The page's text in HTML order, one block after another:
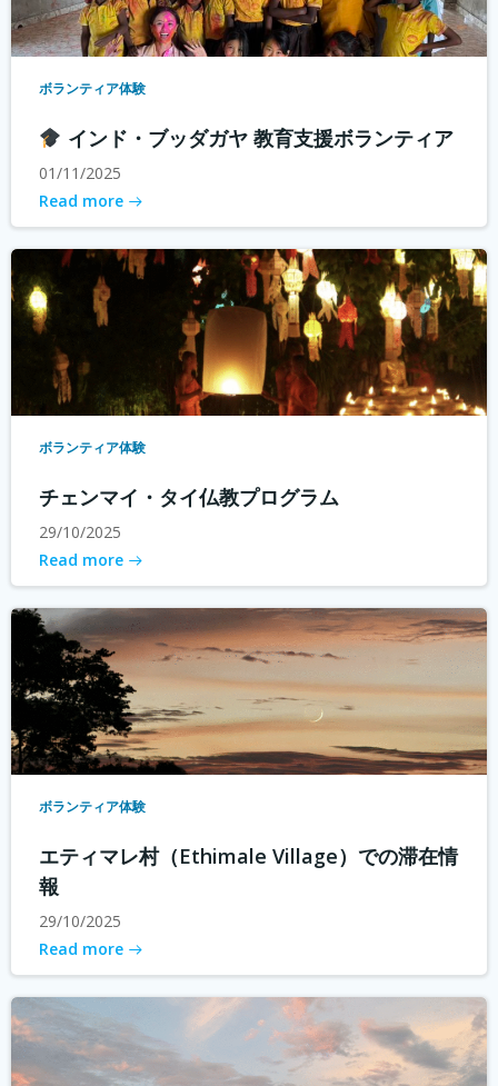
ボランティア体験
インド・ブッダガヤ 教育支援ボランティア
01/11/2025
Read more
ボランティア体験
チェンマイ・タイ仏教プログラム
29/10/2025
Read more
ボランティア体験
エティマレ村（Ethimale Village）での滞在情
報
29/10/2025
Read more